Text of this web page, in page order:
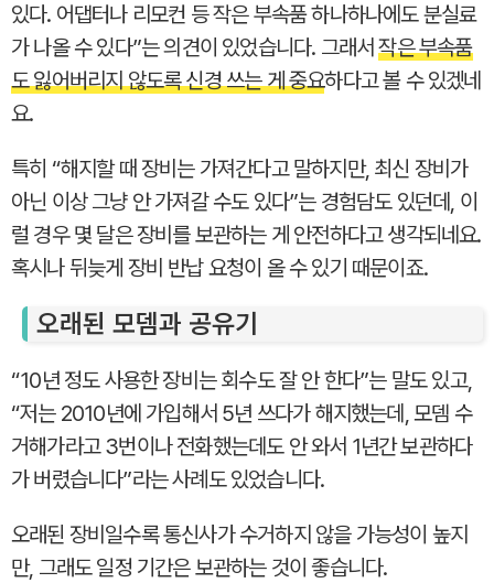
있다. 어댑터나 리모컨 등 작은 부속품 하나하나에도 분실료
가 나올 수 있다”는 의견이 있었습니다. 그래서작은 부속품
도 잃어버리지 않도록 신경 쓰는 게 중요하다고 볼 수 있겠네
요.
특히 “해지할 때 장비는 가져간다고 말하지만, 최신 장비가
아닌 이상 그냥 안 가져갈 수도 있다”는 경험담도 있던데, 이
럴 경우 몇 달은 장비를 보관하는 게 안전하다고 생각되네요.
혹시나 뒤늦게 장비 반납 요청이 올 수 있기 때문이죠.
오래된 모뎀과 공유기
“10년 정도 사용한 장비는 회수도 잘 안 한다”는 말도 있고,
“저는 2010년에 가입해서 5년 쓰다가 해지했는데, 모뎀 수
거해가라고 3번이나 전화했는데도 안 와서 1년간 보관하다
가 버렸습니다”라는 사례도 있었습니다.
오래된 장비일수록 통신사가 수거하지 않을 가능성이 높지
만, 그래도 일정 기간은 보관하는 것이 좋습니다.